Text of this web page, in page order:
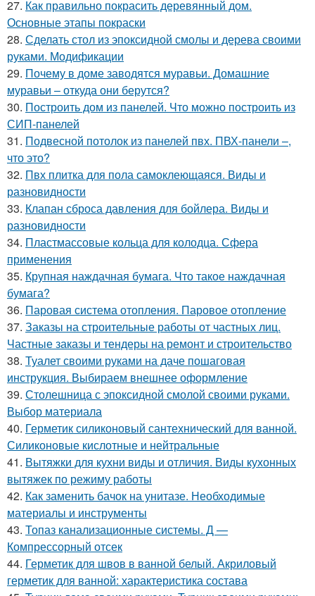
27. Как правильно покрасить деревянный дом.
Основные этапы покраски
28. Сделать стол из эпоксидной смолы и дерева своими
руками. Модификации
29. Почему в доме заводятся муравьи. Домашние
муравьи – откуда они берутся?
30. Построить дом из панелей. Что можно построить из
СИП-панелей
31. Подвесной потолок из панелей пвх. ПВХ-панели –,
что это?
32. Пвх плитка для пола самоклеющаяся. Виды и
разновидности
33. Клапан сброса давления для бойлера. Виды и
разновидности
34. Пластмассовые кольца для колодца. Сфера
применения
35. Крупная наждачная бумага. Что такое наждачная
бумага?
36. Паровая система отопления. Паровое отопление
37. Заказы на строительные работы от частных лиц.
Частные заказы и тендеры на ремонт и строительство
38. Туалет своими руками на даче пошаговая
инструкция. Выбираем внешнее оформление
39. Столешница с эпоксидной смолой своими руками.
Выбор материала
40. Герметик силиконовый сантехнический для ванной.
Силиконовые кислотные и нейтральные
41. Вытяжки для кухни виды и отличия. Виды кухонных
вытяжек по режиму работы
42. Как заменить бачок на унитазе. Необходимые
материалы и инструменты
43. Топаз канализационные системы. Д —
Компрессорный отсек
44. Герметик для швов в ванной белый. Акриловый
герметик для ванной: характеристика состава